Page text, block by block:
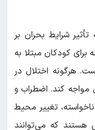
شرایط بحران بر
کودکان مبتلا به
هرگونه اختلال در
مواجه کند. اضطراب و
تغییر محیط
هستند که می‌توانند